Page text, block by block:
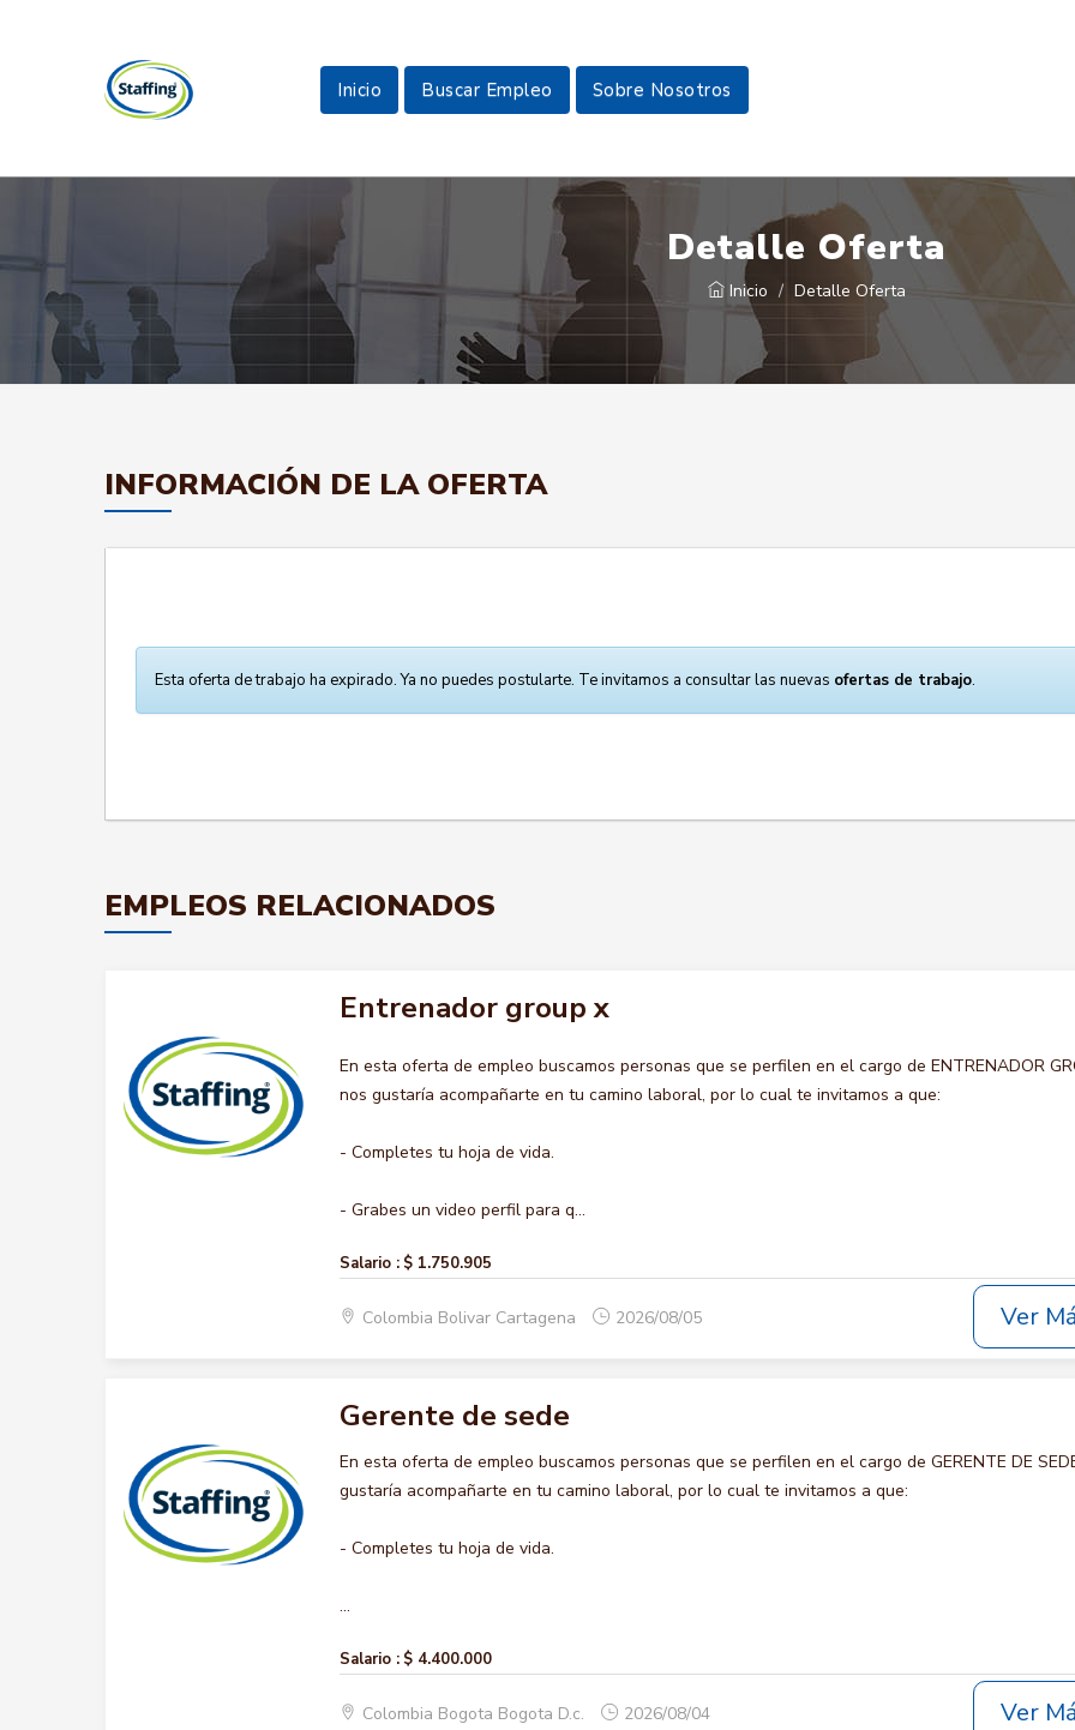
Inicio Buscar Empleo Sobre Nosotros
Detalle Oferta
Inicio Detalle Oferta
INFORMACIÓN DE LA OFERTA
Esta oferta de trabajo ha expirado. Ya no puedes postularte. Te invitamos a consultar las nuevas ofertas de trabajo.
EMPLEOS RELACIONADOS
Entrenador group x
En esta oferta de empleo buscamos personas que se perfilen en el cargo de ENTRENADOR
nos gustaría acompañarte en tu camino laboral, por lo cual te invitamos a que:
- Completes tu hoja de vida.
- Grabes un video perfil para q...
Salario : $ 1.750.905
Colombia Bolivar Cartagena 2026/08/05 Ver
Gerente de sede
En esta oferta de empleo buscamos personas que se perfilen en el cargo de GERENTE DE
gustaría acompañarte en tu camino laboral, por lo cual te invitamos a que:
- Completes tu hoja de vida.
...
Salario : $ 4.400.000
Colombia Bogota Bogota D.c. 2026/08/04 Ver